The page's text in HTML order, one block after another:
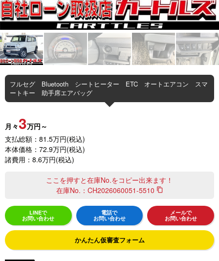
フルセグ Bluetooth シートヒーター ETC オートエアコン スマ
ートキー 助手席エアバッグ
月々3万円～
支払総額：81.5万円(税込)
本体価格：72.9万円(税込)
諸費用：8.6万円(税込)
ここを押すと在庫No.をコピー出来ます！
在庫No.： CH2026060051-5510 content_copy
LINEで
お問い合わせ
電話で
お問い合わせ
メールで
お問い合わせ
かんたん仮審査フォーム